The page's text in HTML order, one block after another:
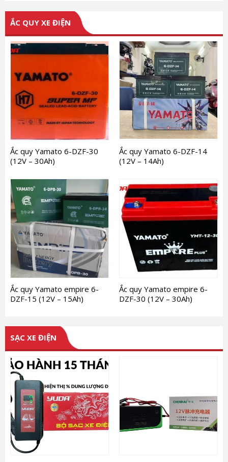
ẮC QUY XE ĐIỆN
Ắc quy Yamato 6-DZF-30
(12V – 30Ah)
Ắc quy Yamato 6-DZF-14
(12V – 14Ah)
Ắc quy Yamato empire 6-
DZF-15 (12V – 15Ah)
Ắc quy Yamato empire 6-
DZF-30 (12V – 30Ah)
SẠC XE ĐIỆN